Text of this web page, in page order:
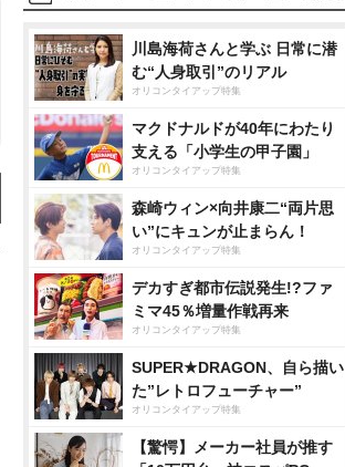
川島海荷さんと学ぶ 日常に潜
む“人身取引”のリアル
オリコンタイアップ特集
マクドナルドが40年にわたり
支える「小学生の甲子園」
オリコンタイアップ特集
森崎ウィン×向井康二“両片思
い”にキュンが止まらん！
オリコンタイアップ特集
デカすぎ都市伝説発生!?ファ
ミマ45％増量作戦再来
オリコンタイアップ特集
SUPER★DRAGON、自ら描い
た”レトロフューチャー”
オリコンタイアップ特集
【驚愕】メーカー社員が推す